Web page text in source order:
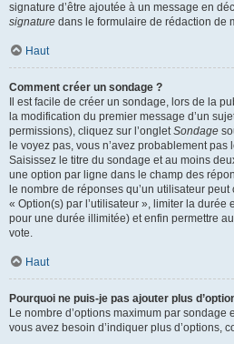
signature d’être ajoutée à un message en
signature dans le formulaire de rédaction de
Haut
Comment créer un sondage ?
Il est facile de créer un sondage, lors de la
la modification du premier message d’un
permissions), cliquez sur l’ongletSondage
le voyez pas, vous n’avez probablement
Saisissez le titre du sondage et au moins
une option par ligne dans le champ des
le nombre de réponses qu’un utilisateur
« Option(s) par l’utilisateur », limiter la durée
pour une durée illimitée) et enfin permettre
vote.
Haut
Pourquoi ne puis-je pas ajouter plus
Le nombre d’options maximum par sondage
vous avez besoin d’indiquer plus d’options,